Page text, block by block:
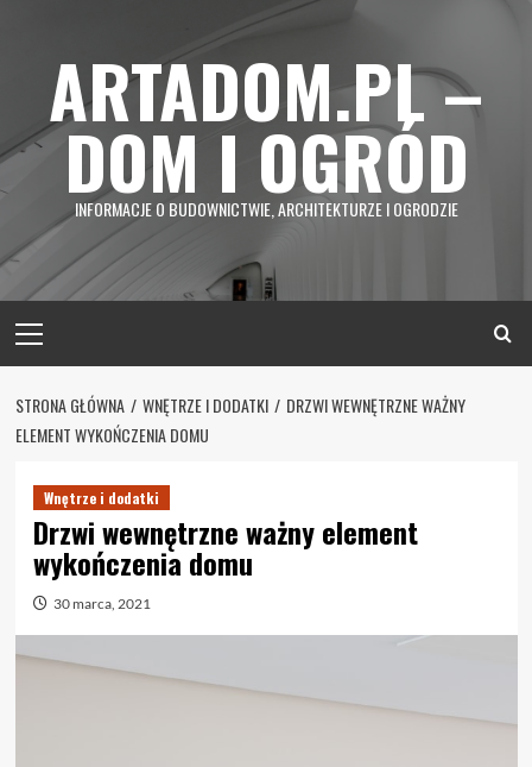
contentARTADOM.PL –
DOM I OGRÓD
INFORMACJE O BUDOWNICTWIE, ARCHITEKTURZE I OGRODZIE
Menu
STRONA GŁÓWNA WNĘTRZE I DODATKI
DRZWI WEWNĘTRZNE WAŻNY
ELEMENT WYKOŃCZENIA DOMU
Wnętrze i dodatki
Drzwi wewnętrzne ważny element
wykończenia domu
30 marca, 2021